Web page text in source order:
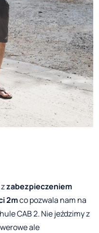
zabezpieczeniem
2mco pozwala nam na
CAB 2. Nie jeździmy z
ale